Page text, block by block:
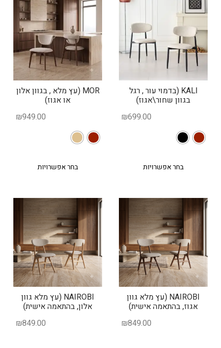
KALI (בדמוי עור , רגל
בגוון שחור\אגוז)
₪699.00
בחר אפשרויות
MOR (עץ מלא , בגוון אלון
או אגוז)
₪949.00
בחר אפשרויות
NAIROBI (עץ מלא גוון
אגוז, בהתאמה אישית)
₪849.00
NAIROBI (עץ מלא גוון
אלון, בהתאמה אישית)
₪849.00